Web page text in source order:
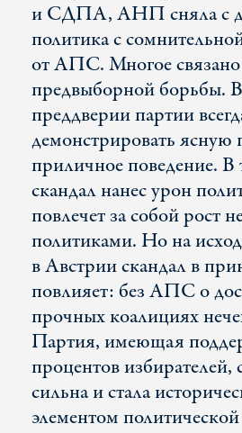
и СДПА, АНП сняла с
политика с
от АПС. Многое связано
предвыборной борьбы.
преддверии партии
демонстрировать
приличное поведение. В
скандал нанес урон
повлечет за собой рост
политиками. Но на
в Австрии скандал в
повлияет: без АПС о
прочных коалициях
Партия, имеющая
процентов
сильна и стала
элементом